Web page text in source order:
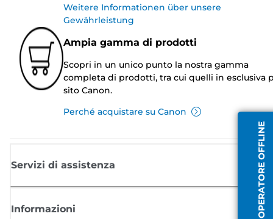
OPERATORE OFFLINE
Weitere Informationen über unsere
Gewährleistung
Ampia gamma di prodotti
Scopri in un unico punto la nostra gamma
completa di prodotti, tra cui quelli in esclusiva
sito Canon.
Perché acquistare su Canon
Servizi di assistenza
Informazioni